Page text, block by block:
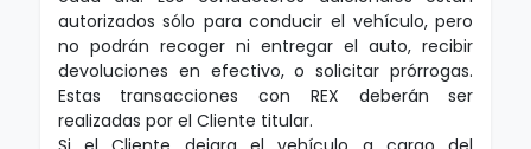
autorizados sólo para conducir el vehículo, pero
no podrán recoger ni entregar el auto, recibir
devoluciones en efectivo, o solicitar prórrogas.
Estas transacciones con REX deberán ser
realizadas por el Cliente titular.